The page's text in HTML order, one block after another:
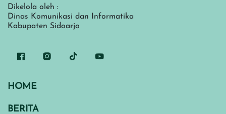
Dikelola oleh :
Dinas Komunikasi dan Informatika
Kabupaten Sidoarjo
HOME
BERITA